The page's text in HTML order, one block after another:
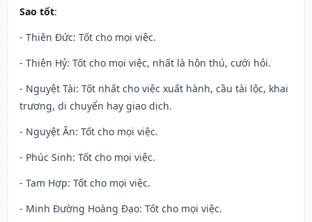
Sao tốt:
- Thiên Đức: Tốt cho mọi việc.
- Thiên Hỷ: Tốt cho mọi việc, nhất là hôn thú, cưới hỏi.
- Nguyệt Tài: Tốt nhất cho việc xuất hành, cầu tài lộc, khai
trương, di chuyển hay giao dịch.
- Nguyệt Ân: Tốt cho mọi việc.
- Phúc Sinh: Tốt cho mọi việc.
- Tam Hợp: Tốt cho mọi việc.
- Minh Đường Hoàng Đạo: Tốt cho mọi việc.